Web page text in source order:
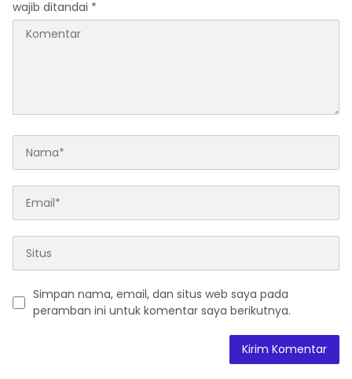
wajib ditandai *
Simpan nama, email, dan situs web saya pada
peramban ini untuk komentar saya berikutnya.